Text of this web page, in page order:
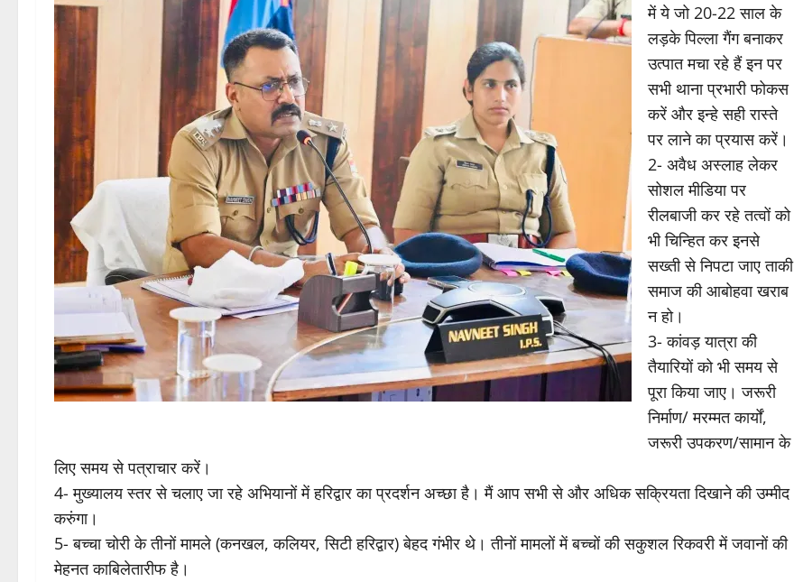
में ये जो 20-22 साल के
लड़के पिल्ला गैंग बनाकर
उत्पात मचा रहे हैं इन पर
सभी थाना प्रभारी फोकस
करें और इन्हे सही रास्ते
पर लाने का प्रयास करें।
2- अवैध अस्लाह लेकर
सोशल मीडिया पर
रीलबाजी कर रहे तत्वों को
भी चिन्हित कर इनसे
सख्ती से निपटा जाए ताकी
समाज की आबोहवा खराब
न हो।
3- कांवड़ यात्रा की
तैयारियों को भी समय से
पूरा किया जाए। जरूरी
निर्माण/ मरम्मत कार्यों,
जरूरी उपकरण/सामान के
लिए समय से पत्राचार करें।
4- मुख्यालय स्तर से चलाए जा रहे अभियानों में हरिद्वार का प्रदर्शन अच्छा है। मैं आप सभी से और अधिक सक्रियता दिखाने की उम्मीद
करुंगा।
5- बच्चा चोरी के तीनों मामले (कनखल, कलियर, सिटी हरिद्वार) बेहद गंभीर थे। तीनों मामलों में बच्चों की सकुशल रिकवरी में जवानों की
मेहनत काबिलेतारीफ है।